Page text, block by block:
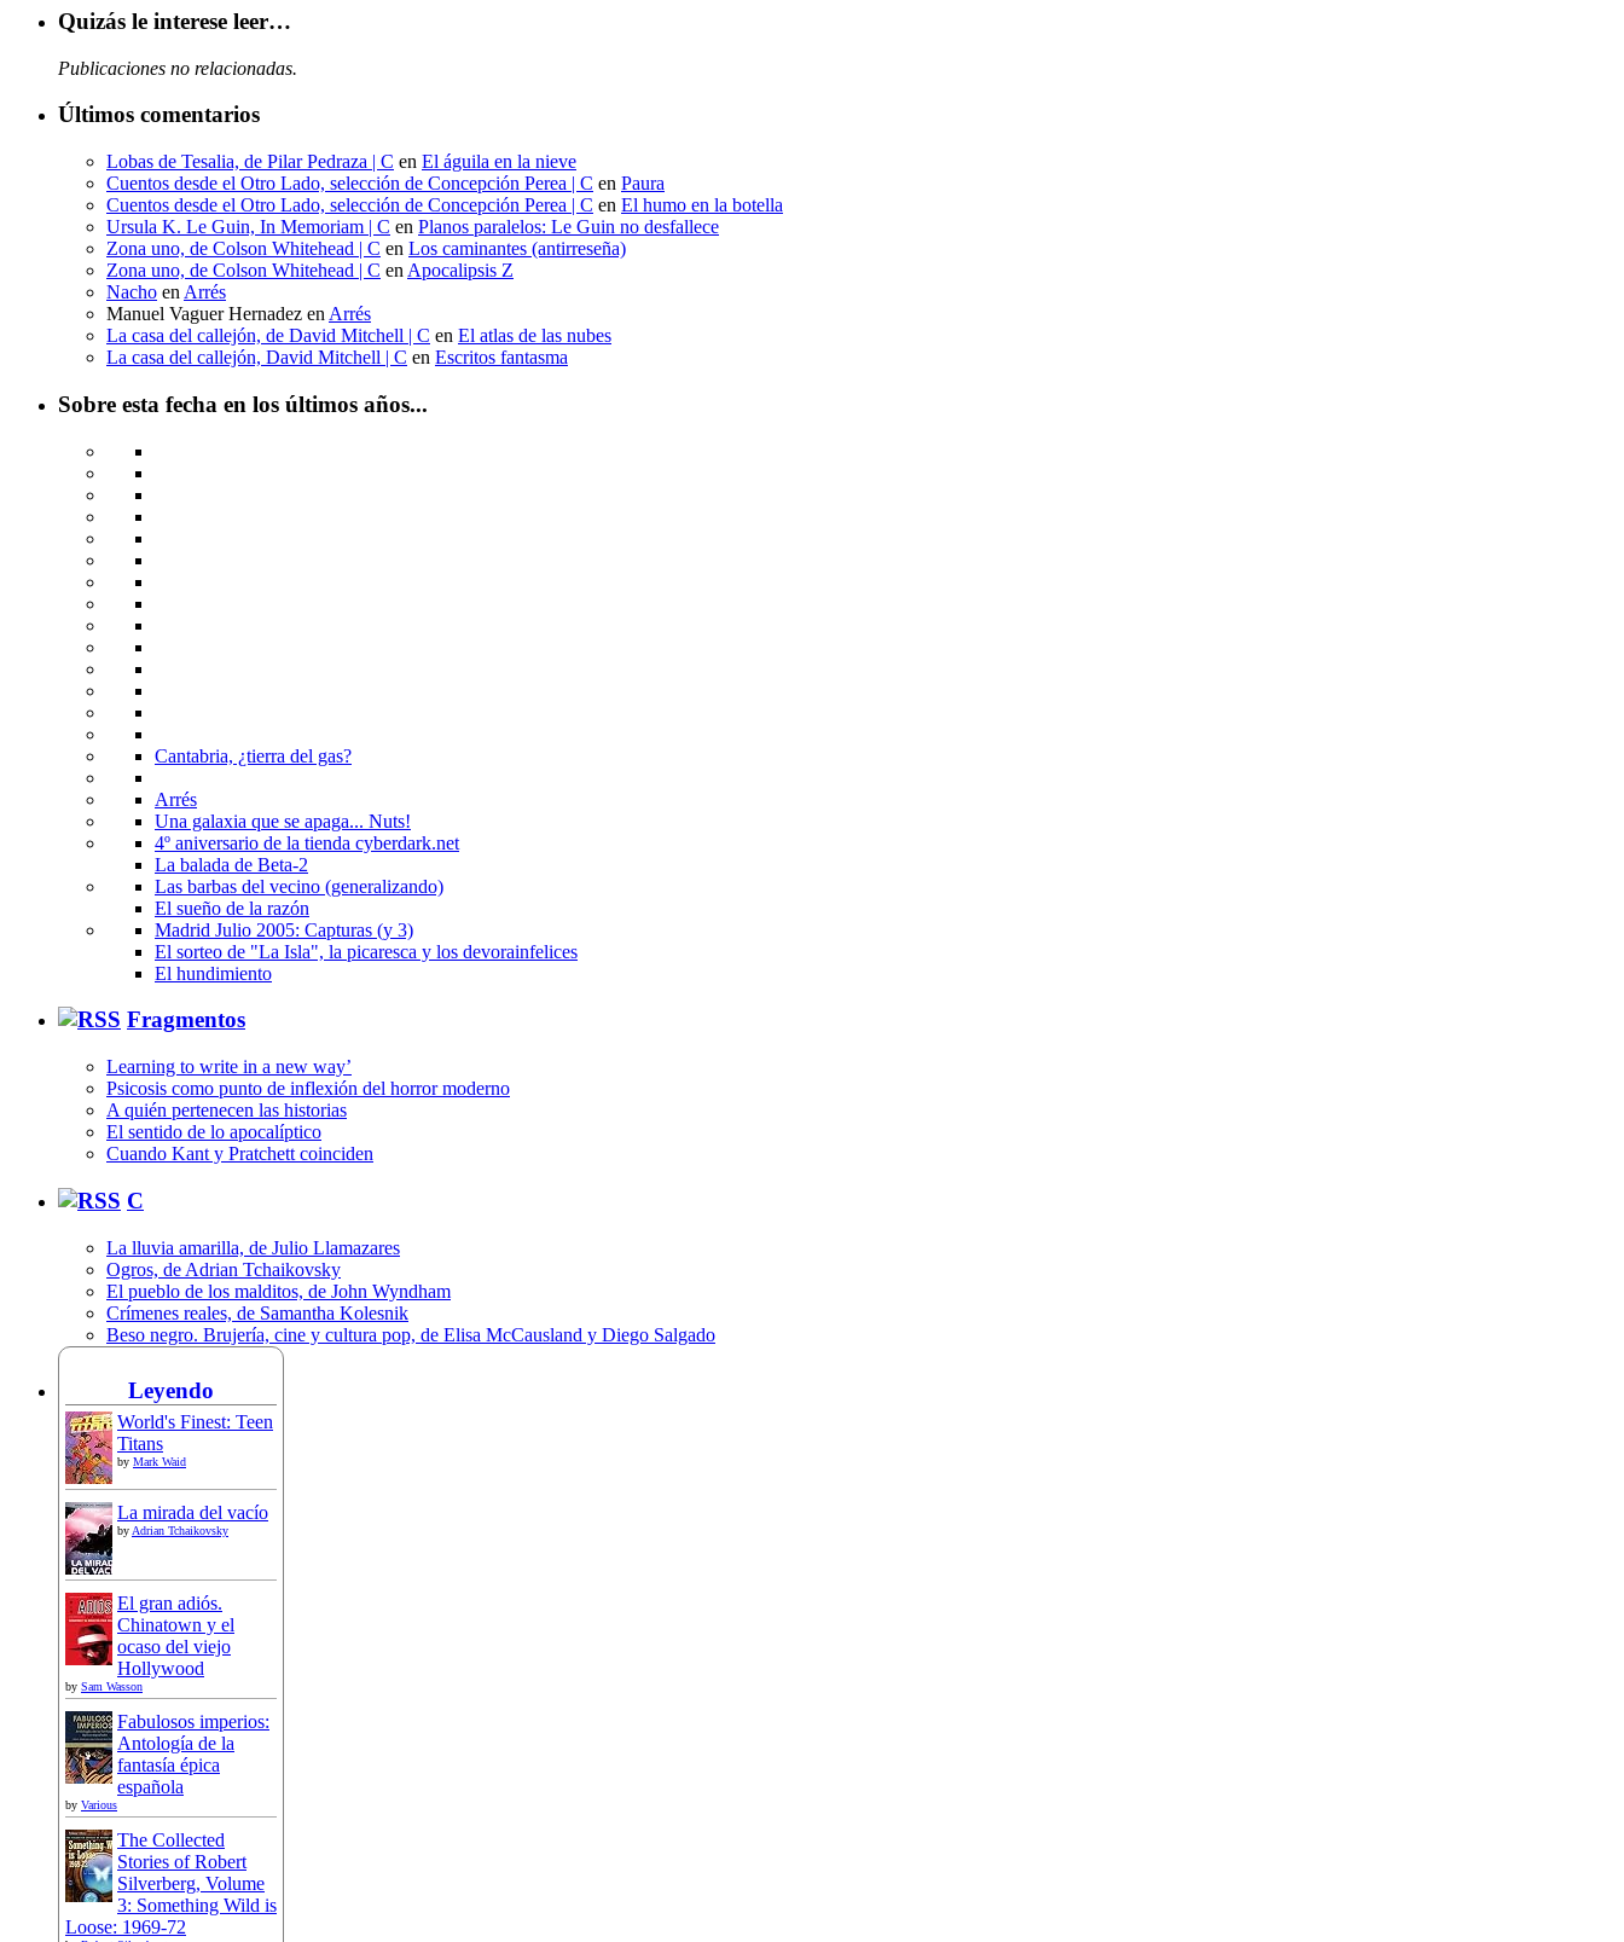
Quizás le interese leer…
Publicaciones no relacionadas.
Últimos comentarios
Lobas de Tesalia, de Pilar Pedraza | C en El águila en la nieve
Cuentos desde el Otro Lado, selección de Concepción Perea | C en Paura
Cuentos desde el Otro Lado, selección de Concepción Perea | C en El humo en la botella
Ursula K. Le Guin, In Memoriam | C en Planos paralelos: Le Guin no desfallece
Zona uno, de Colson Whitehead | C en Los caminantes (antirreseña)
Zona uno, de Colson Whitehead | C en Apocalipsis Z
Nacho en Arrés
Manuel Vaguer Hernadez en Arrés
La casa del callejón, de David Mitchell | C en El atlas de las nubes
La casa del callejón, David Mitchell | C en Escritos fantasma
Sobre esta fecha en los últimos años...
Cantabria, ¿tierra del gas?
Arrés
Una galaxia que se apaga... Nuts!
4º aniversario de la tienda cyberdark.net
La balada de Beta-2
Las barbas del vecino (generalizando)
El sueño de la razón
Madrid Julio 2005: Capturas (y 3)
El sorteo de "La Isla", la picaresca y los devorainfelices
El hundimiento
Fragmentos
Learning to write in a new way’
Psicosis como punto de inflexión del horror moderno
A quién pertenecen las historias
El sentido de lo apocalíptico
Cuando Kant y Pratchett coinciden
C
La lluvia amarilla, de Julio Llamazares
Ogros, de Adrian Tchaikovsky
El pueblo de los malditos, de John Wyndham
Crímenes reales, de Samantha Kolesnik
Beso negro. Brujería, cine y cultura pop, de Elisa McCausland y Diego Salgado
Leyendo
World's Finest: Teen
Titans
by Mark Waid
La mirada del vacío
byAdrian Tchaikovsky
El gran adiós.
Chinatown y el
ocaso del viejo
Hollywood
by Sam Wasson
Fabulosos imperios:
Antología de la
fantasía épica
española
by Various
The Collected
Stories of Robert
Silverberg, Volume
3: Something Wild is
Loose: 1969-72